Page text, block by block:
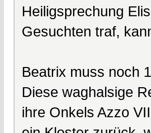
Heiligsprechung
Gesuchten traf,
Beatrix muss noch
Diese waghalsige
ihre Onkels Azzo